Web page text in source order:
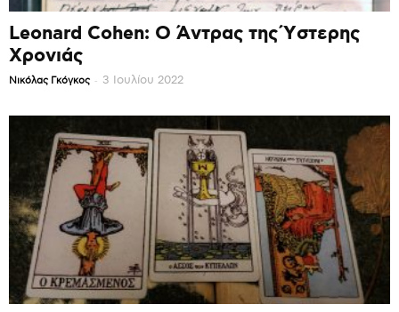
Leonard Cohen: Ο Άντρας της Ύστερης
Χρονιάς
Νικόλας Γκόγκος - 3 Ιουλίου 2022